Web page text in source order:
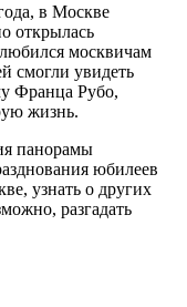
в Москве
открылась
москвичам
смогли увидеть
Франца Рубо,
жизнь.
панорамы
юбилеев
узнать о других
разгадать